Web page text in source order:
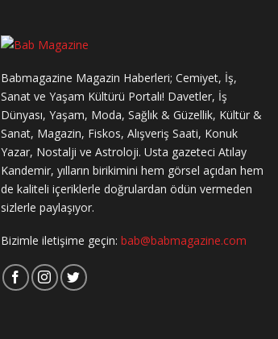
Babmagazine Magazin Haberleri; Cemiyet, İş,
Sanat ve Yaşam Kültürü Portalı! Davetler, İş
Dünyası, Yaşam, Moda, Sağlık & Güzellik, Kültür &
Sanat, Magazin, Fiskos, Alışveriş Saati, Konuk
Yazar, Nostalji ve Astroloji. Usta gazeteci Atılay
Kandemir, yılların birikimini hem görsel açıdan hem
de kaliteli içeriklerle doğrulardan ödün vermeden
sizlerle paylaşıyor.
Bizimle iletişime geçin: bab@babmagazine.com